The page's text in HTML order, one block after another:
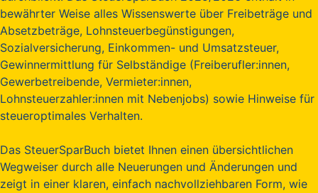
bewährter Weise alles Wissenswerte über Freibeträge und
Absetzbeträge, Lohnsteuerbegünstigungen,
Sozialversicherung, Einkommen- und Umsatzsteuer,
Gewinnermittlung für Selbständige (Freiberufler:innen,
Gewerbetreibende, Vermieter:innen,
Lohnsteuerzahler:innen mit Nebenjobs) sowie Hinweise für
steueroptimales Verhalten.
Das SteuerSparBuch bietet Ihnen einen übersichtlichen
Wegweiser durch alle Neuerungen und Änderungen und
zeigt in einer klaren, einfach nachvollziehbaren Form, wie